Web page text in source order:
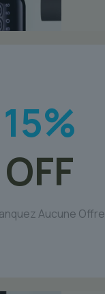
options
page
du
produit
15%
OFF
Aucune Offre